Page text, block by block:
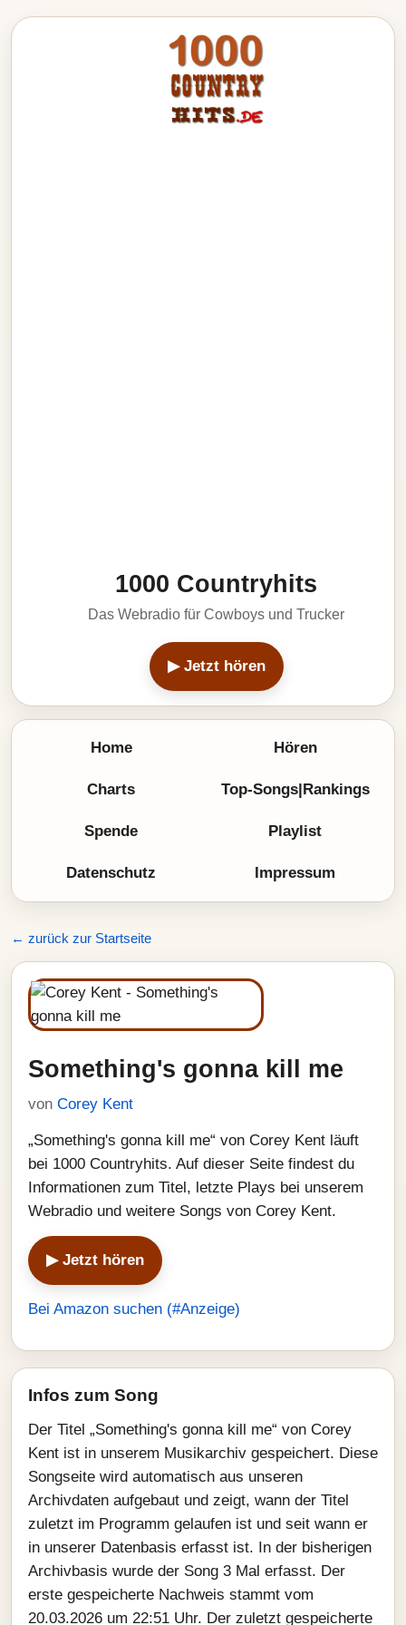
1000 Countryhits
Das Webradio für Cowboys und Trucker
▶ Jetzt hören
Home Hören
Charts Top-Songs|Rankings
Spende Playlist
Datenschutz Impressum
← zurück zur Startseite
Something's gonna kill me
von Corey Kent
„Something's gonna kill me“ von Corey Kent läuft
bei 1000 Countryhits. Auf dieser Seite findest du
Informationen zum Titel, letzte Plays bei unserem
Webradio und weitere Songs von Corey Kent.
▶ Jetzt hören
Bei Amazon suchen (#Anzeige)
Infos zum Song
Der Titel „Something's gonna kill me“ von Corey
Kent ist in unserem Musikarchiv gespeichert. Diese
Songseite wird automatisch aus unseren
Archivdaten aufgebaut und zeigt, wann der Titel
zuletzt im Programm gelaufen ist und seit wann er
in unserer Datenbasis erfasst ist. In der bisherigen
Archivbasis wurde der Song 3 Mal erfasst. Der
erste gespeicherte Nachweis stammt vom
20.03.2026 um 22:51 Uhr. Der zuletzt gespeicherte